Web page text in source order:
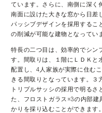
ています。さらに、南側に深く
南面に設けた大きな窓から日差
パッシブデザインを採用するこ
の削減が可能な建物となってい
特長の二つ目は、効率的でシン
す。間取りは、１階にＬＤＫと
配置し、4人家族が実際に住む
きる間取りとなっています。３
トリプルサッシの採用で明るさ
た、フロストガラス※3の内部建
かりを採り込むことができます